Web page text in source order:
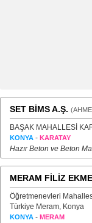
SET BİMS A.Ş.
BAŞAK MAHALLESİ
KONYA - KARATAY
Hazır Beton ve Beton
MERAM FİLİZ EKME
Öğretmenevleri
Türkiye Meram, Konya
KONYA - MERAM